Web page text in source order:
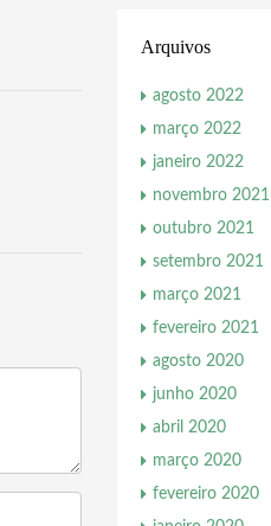
Arquivos
agosto 2022
março 2022
janeiro 2022
novembro 2021
outubro 2021
setembro 2021
março 2021
fevereiro 2021
agosto 2020
junho 2020
abril 2020
março 2020
fevereiro 2020